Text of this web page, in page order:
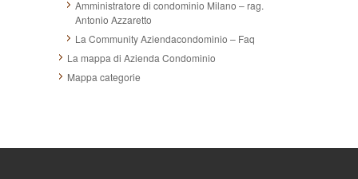
Amministratore di condominio Milano – rag.
Antonio Azzaretto
La Community Aziendacondominio – Faq
La mappa di Azienda Condominio
Mappa categorie